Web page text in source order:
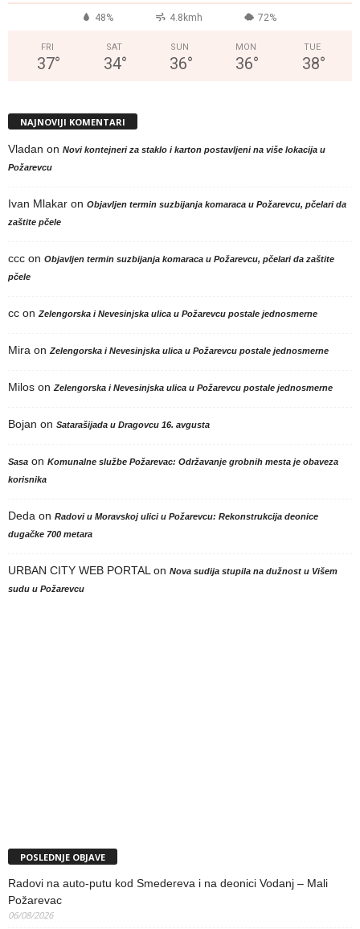
48% 4.8kmh 72%
FRI
37°
SAT
34°
SUN
36°
MON
36°
TUE
38°
NAJNOVIJI KOMENTARI
Vladan on Novi kontejneri za staklo i karton postavljeni na više lokacija u
Požarevcu
Ivan Mlakar on Objavljen termin suzbijanja komaraca u Požarevcu, pčelari da
zaštite pčele
ccc on Objavljen termin suzbijanja komaraca u Požarevcu, pčelari da zaštite
pčele
cc onZelengorska i Nevesinjska ulica u Požarevcu postale jednosmerne
Mira onZelengorska i Nevesinjska ulica u Požarevcu postale jednosmerne
Milos onZelengorska i Nevesinjska ulica u Požarevcu postale jednosmerne
Bojan on Satarašijada u Dragovcu 16. avgusta
Sasa on Komunalne službe Požarevac: Održavanje grobnih mesta je obaveza
korisnika
Deda on Radovi u Moravskoj ulici u Požarevcu: Rekonstrukcija deonice
dugačke 700 metara
URBAN CITY WEB PORTALon Nova sudija stupila na dužnost u Višem
sudu u Požarevcu
POSLEDNJE OBJAVE
Radovi na auto-putu kod Smedereva i na deonici Vodanj – Mali
Požarevac
06/08/2026